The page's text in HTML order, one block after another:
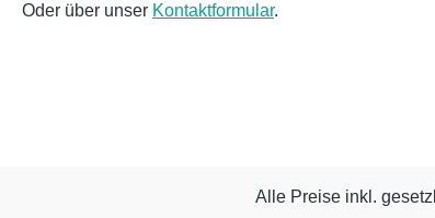
Oder über unser Kontaktformular.
Alle Preise inkl.